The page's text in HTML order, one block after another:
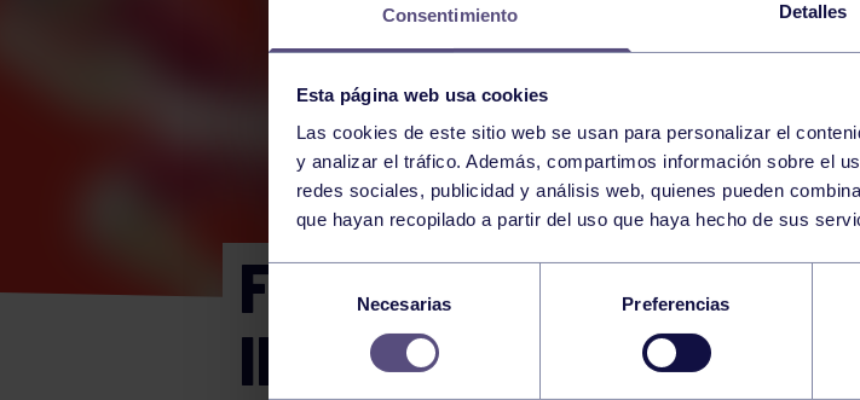
Consentimiento Detalles
Esta página web usa cookies
Las cookies de este sitio web se usan para personalizar el
y analizar el tráfico. Además, compartimos información sobre el
redes sociales, publicidad y análisis web, quienes pueden
que hayan recopilado a partir del uso que haya hecho de sus
Selección
consentimiento
Necesarias Preferencias
29
FITNESS NAVIDEÑO
INDOOR 18:30H SALA